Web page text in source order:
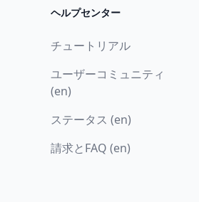
ヘルプセンター
チュートリアル
ユーザーコミュニティ
(en)
ステータス (en)
請求とFAQ (en)